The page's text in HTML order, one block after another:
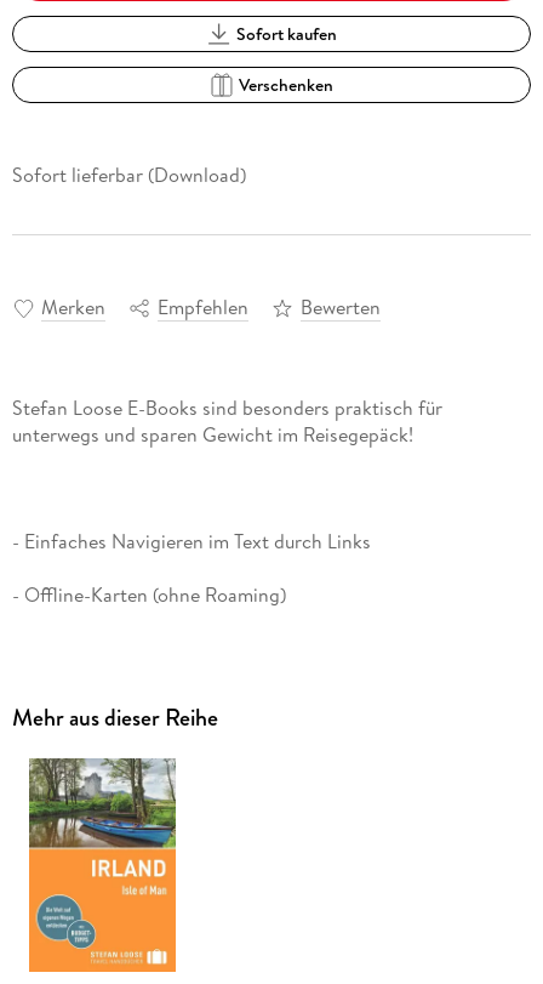
Sofort kaufen
Verschenken
Sofort lieferbar (Download)
Merken Empfehlen Bewerten
Stefan Loose E-Books sind besonders praktisch für
- Offline-Karten (ohne Roaming)
- Weblinks führen direkt zu den Websites mit weiteren
Informationen
Unser Tipp:
Erstellen Sie Ihren persönlichen Reiseplan durch Lesezeichen
und Notizen. . . und durchsuchen Sie das E-Book mit der
praktischen Volltextsuche!
Mehr aus dieser Reihe